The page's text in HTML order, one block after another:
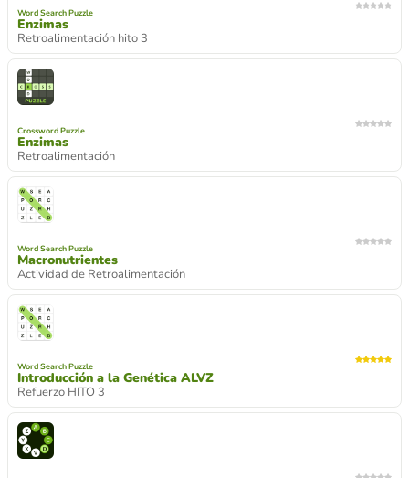
Word Search Puzzle
Enzimas
Retroalimentación hito 3
Crossword Puzzle
Enzimas
Retroalimentación
Word Search Puzzle
Macronutrientes
Actividad de Retroalimentación
Word Search Puzzle
Introducción a la Genética ALVZ
Refuerzo HITO 3